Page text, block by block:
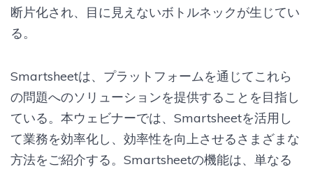
断片化され、目に見えないボトルネックが生じてい
る。
Smartsheetは、プラットフォームを通じてこれら
の問題へのソリューションを提供することを目指し
ている。本ウェビナーでは、Smartsheetを活用し
て業務を効率化し、効率性を向上させるさまざまな
方法をご紹介する。Smartsheetの機能は、単なる